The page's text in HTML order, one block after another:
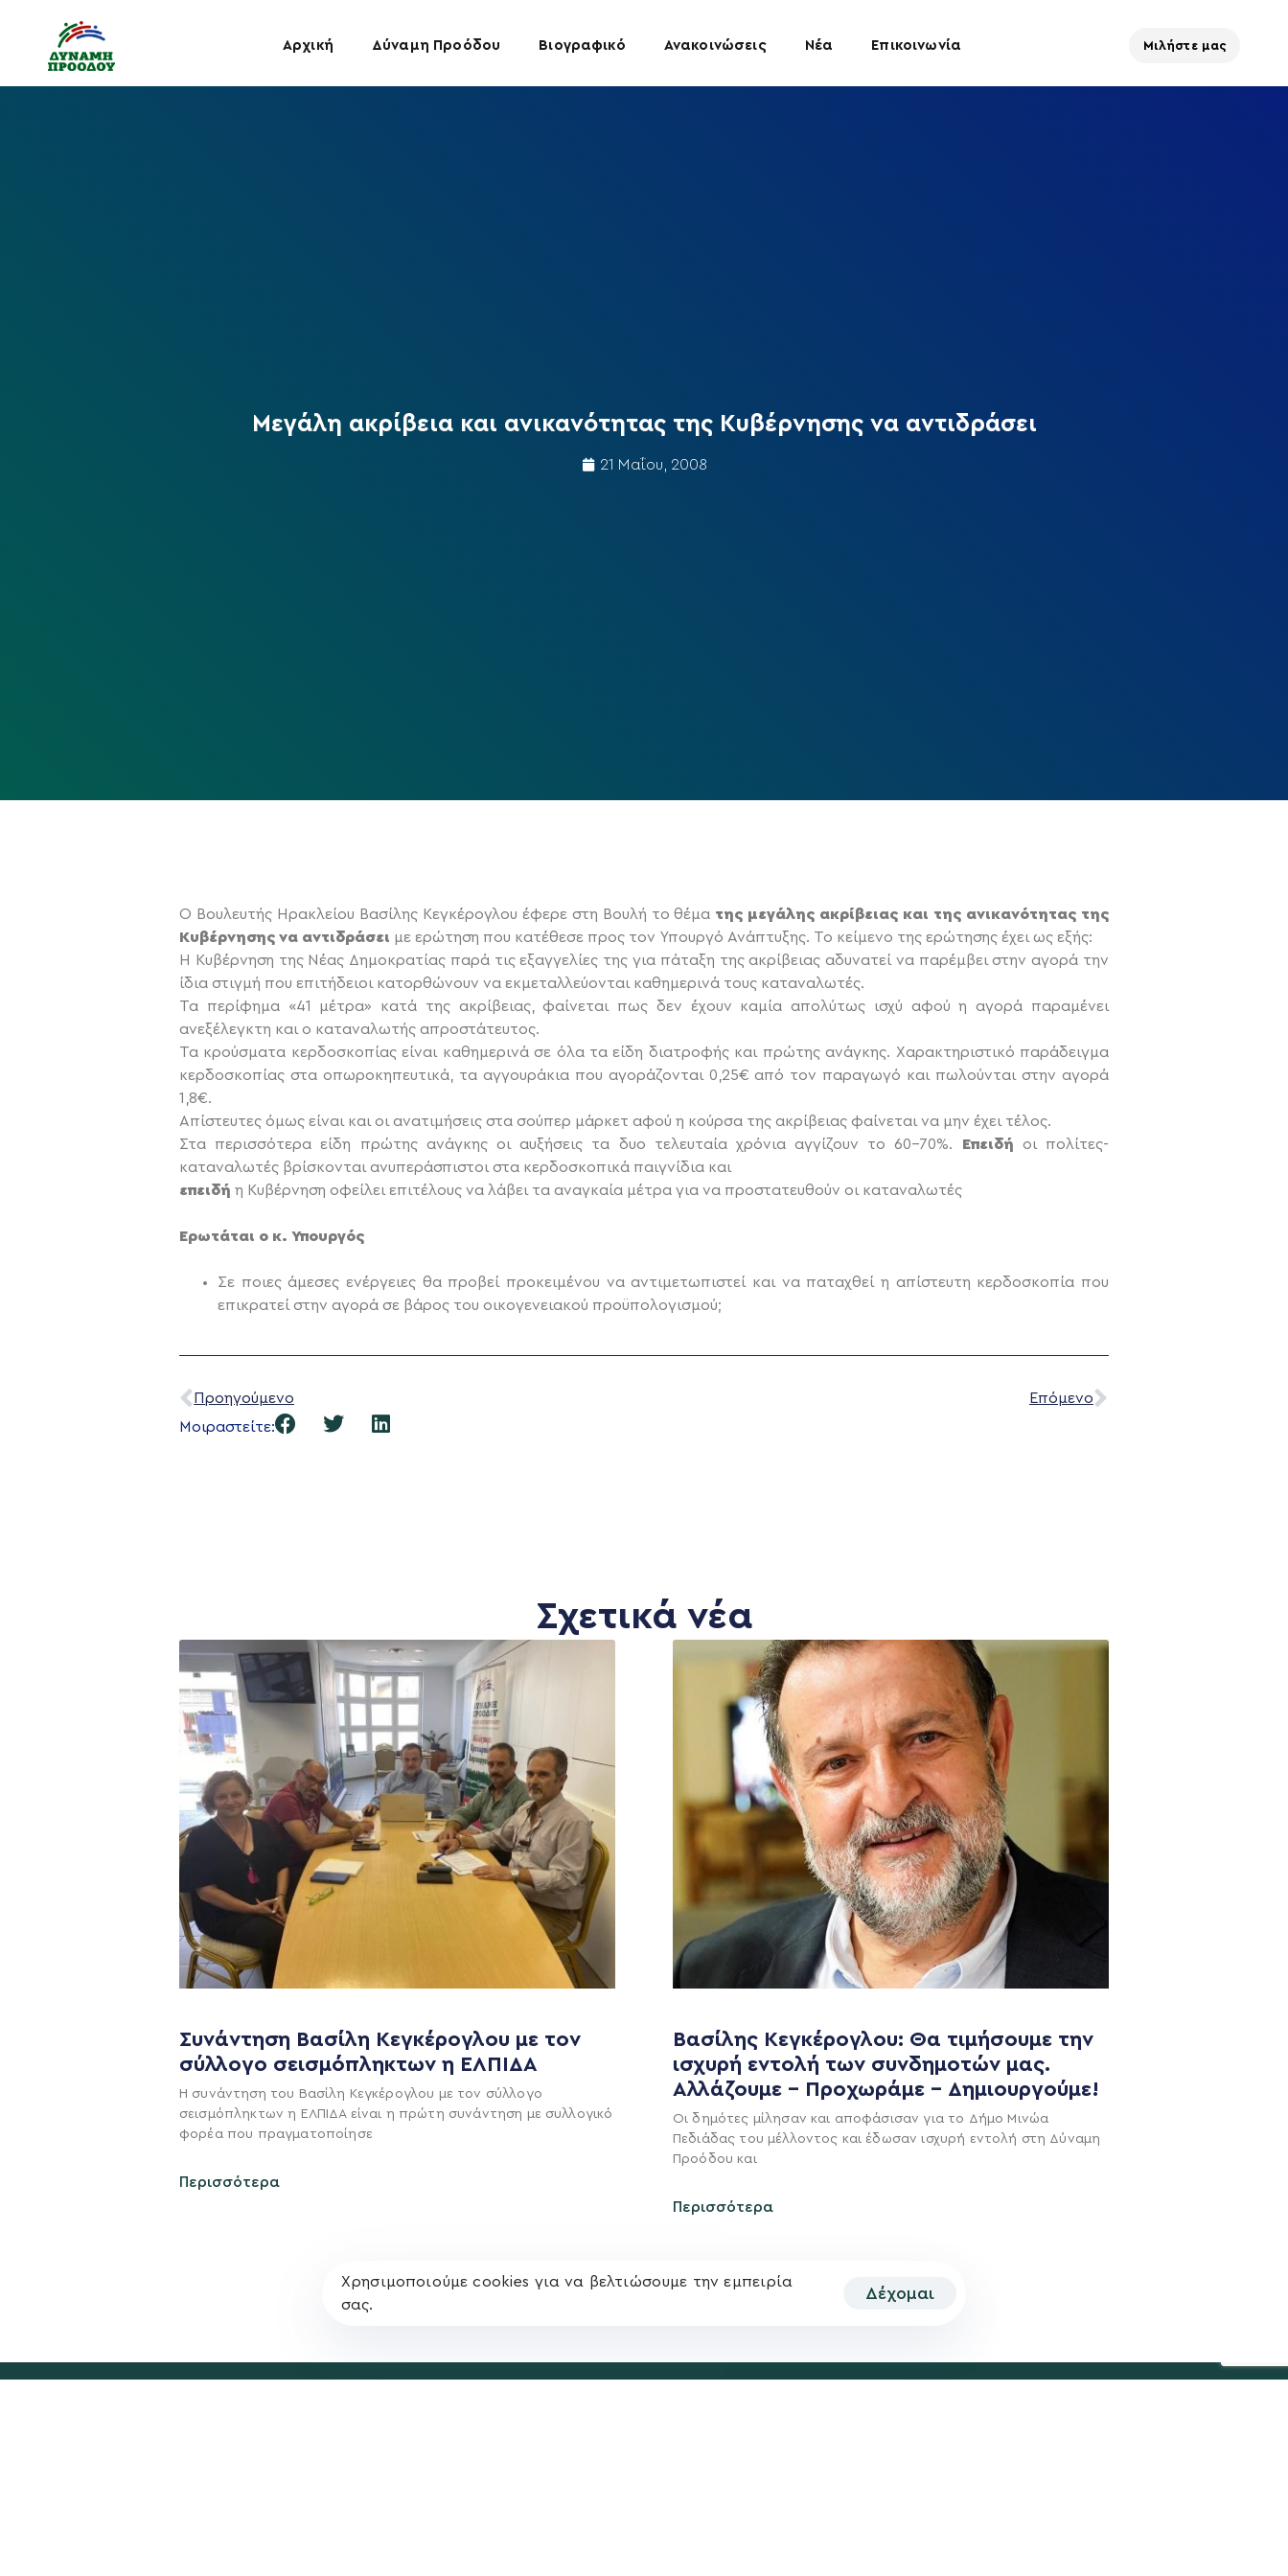
Αρχική Δύναμη Προόδου Βιογραφικό Ανακοινώσεις Νέα Επικοινωνία Μιλήστε μας
Μεγάλη ακρίβεια και ανικανότητας της Κυβέρνησης να αντιδράσει
21 Μαΐου, 2008
Ο Βουλευτής Ηρακλείου Βασίλης Κεγκέρογλου έφερε στη Βουλή το θέμα της μεγάλης ακρίβειας και της ανικανότητας της
Κυβέρνησης να αντιδράσει με ερώτηση που κατέθεσε προς τον Υπουργό Ανάπτυξης. Το κείμενο της ερώτησης έχει ως εξής:
Η Κυβέρνηση της Νέας Δημοκρατίας παρά τις εξαγγελίες της για πάταξη της ακρίβειας αδυνατεί να παρέμβει στην αγορά την
ίδια στιγμή που επιτήδειοι κατορθώνουν να εκμεταλλεύονται καθημερινά τους καταναλωτές.
Τα περίφημα «41 μέτρα» κατά της ακρίβειας, φαίνεται πως δεν έχουν καμία απολύτως ισχύ αφού η αγορά παραμένει
ανεξέλεγκτη και ο καταναλωτής απροστάτευτος.
Τα κρούσματα κερδοσκοπίας είναι καθημερινά σε όλα τα είδη διατροφής και πρώτης ανάγκης. Χαρακτηριστικό παράδειγμα
κερδοσκοπίας στα οπωροκηπευτικά, τα αγγουράκια που αγοράζονται 0,25€ από τον παραγωγό και πωλούνται στην αγορά
1,8€.
Απίστευτες όμως είναι και οι ανατιμήσεις στα σούπερ μάρκετ αφού η κούρσα της ακρίβειας φαίνεται να μην έχει τέλος.
Στα περισσότερα είδη πρώτης ανάγκης οι αυξήσεις τα δυο τελευταία χρόνια αγγίζουν το 60-70%. Επειδή οι πολίτες-
καταναλωτές βρίσκονται ανυπεράσπιστοι στα κερδοσκοπικά παιγνίδια και
επειδή η Κυβέρνηση οφείλει επιτέλους να λάβει τα αναγκαία μέτρα για να προστατευθούν οι καταναλωτές
Ερωτάται ο κ. Υπουργός
Σε ποιες άμεσες ενέργειες θα προβεί προκειμένου να αντιμετωπιστεί και να παταχθεί η απίστευτη κερδοσκοπία που
επικρατεί στην αγορά σε βάρος του οικογενειακού προϋπολογισμού;
Προηγούμενο
Επόμενο
Μοιραστείτε:
Σχετικά νέα
Συνάντηση Βασίλη Κεγκέρογλου με τον
σύλλογο σεισμόπληκτων η ΕΛΠΙΔΑ
Η συνάντηση του Βασίλη Κεγκέρογλου με τον σύλλογο
σεισμόπληκτων η ΕΛΠΙΔΑ είναι η πρώτη συνάντηση με συλλογικό
φορέα που πραγματοποίησε
Περισσότερα
Βασίλης Κεγκέρογλου: Θα τιμήσουμε την
ισχυρή εντολή των συνδημοτών μας.
Αλλάζουμε – Προχωράμε – Δημιουργούμε!
Οι δημότες μίλησαν και αποφάσισαν για το Δήμο Μινώα
Πεδιάδας του μέλλοντος και έδωσαν ισχυρή εντολή στη Δύναμη
Προόδου και
Περισσότερα
Η ΠΑΡΆΤΑΞΗ
Όραμα
Σχέδιο
MEDIA
Ανακοινώσεις
ΕΚΛΟΓΙΚΌ ΚΈΝΤΡΟ
+(30) 289 102 4800
Ηλ. ταχυδρομείο
NEWSLETTER
Χρησιμοποιούμε cookies για να βελτιώσουμε την εμπειρία
σας.
Δέχομαι